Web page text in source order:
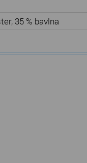
35 % bavlna